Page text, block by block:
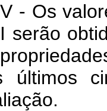
- Os
serão
últimos